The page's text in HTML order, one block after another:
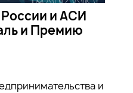
и АСИ
и Премию
и